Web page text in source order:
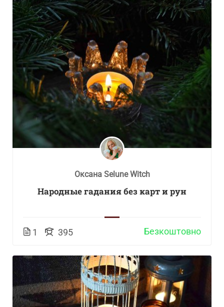
Оксана Selune Witch
Народные гадания без карт и рун
1 395 Безкоштовно